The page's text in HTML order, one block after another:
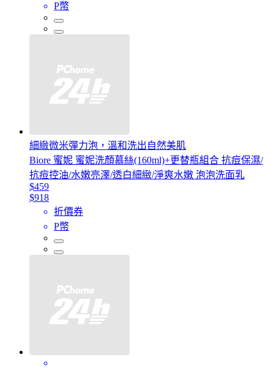
P幣
細緻微米彈力泡，溫和洗出自然美肌
Biore 蜜妮 蜜妮洗顏慕絲(160ml)+更替瓶組合 抗痘保濕/
抗痘控油/水嫩亮澤/透白細緻/淨爽水嫩 泡泡洗面乳
$459
$918
折價券
P幣